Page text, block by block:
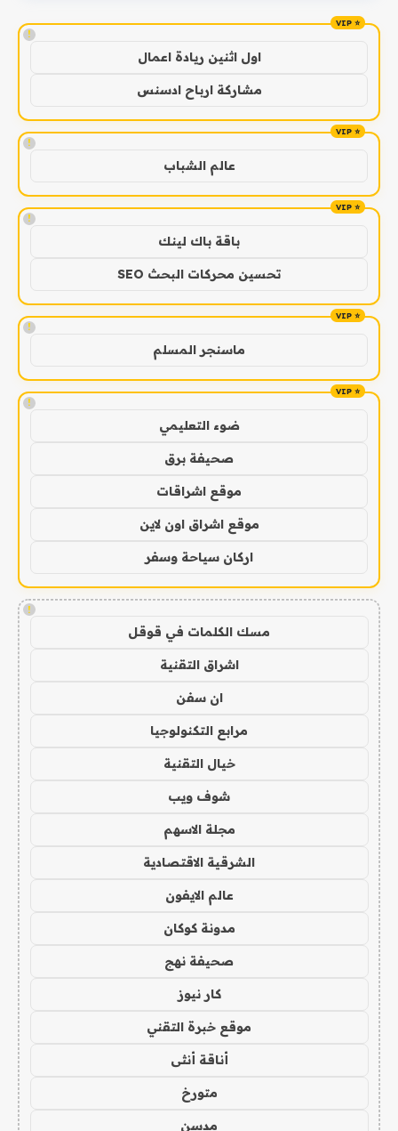
!
اول اثنين ريادة اعمال
مشاركة ارباح ادسنس
!
عالم الشباب
!
باقة باك لينك
تحسين محركات البحث SEO
!
ماسنجر المسلم
!
ضوء التعليمي
صحيفة برق
موقع اشراقات
موقع اشراق اون لاين
اركان سياحة وسفر
!
مسك الكلمات في قوقل
اشراق التقنية
ان سفن
مرابع التكنولوجيا
خيال التقنية
شوف ويب
مجلة الاسهم
الشرقية الاقتصادية
عالم الايفون
مدونة كوكان
صحيفة نهج
كار نيوز
موقع خبرة التقني
أناقة أنثى
متورخ
مدسن